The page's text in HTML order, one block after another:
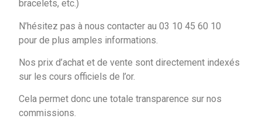
bracelets, etc.)
N’hésitez pas à nous contacter au 03 10 45 60 10
pour de plus amples informations.
Nos prix d’achat et de vente sont directement indexés
sur les cours officiels de l’or.
Cela permet donc une totale transparence sur nos
commissions.